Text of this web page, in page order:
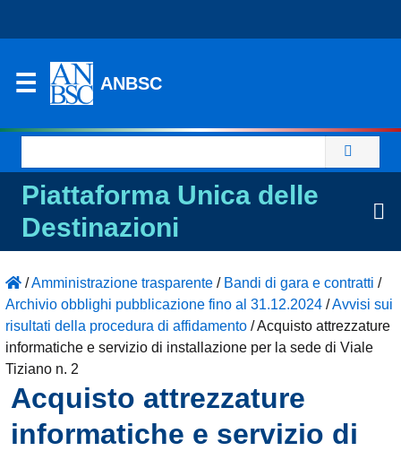
ANBSC
per:
Piattaforma Unica delle
Destinazioni
/Amministrazione trasparente / Bandi di gara e contratti /
Archivio obblighi pubblicazione fino al 31.12.2024 /Avvisi sui
risultati della procedura di affidamento /Acquisto attrezzature
informatiche e servizio di installazione per la sede di Viale
Tiziano n. 2
Acquisto attrezzature
informatiche e servizio di